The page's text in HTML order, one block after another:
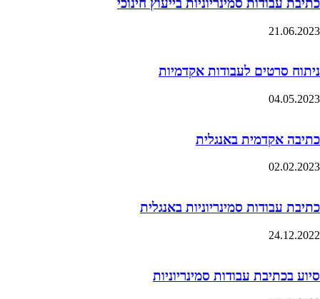
כתיבת עבודות סמינריוניות בייעוץ חינוכי
21.06.2023
ניתוח סרטים לעבודות אקדמיות
04.05.2023
כתיבה אקדמית באנגלית
02.02.2023
כתיבת עבודות סמינריוניות באנגלית
24.12.2022
סיוע בכתיבת עבודות סמינריוניות